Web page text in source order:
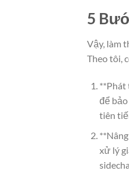
5
Vậy, làm
Theo tôi,
**Phát
để
tiên
xử lý